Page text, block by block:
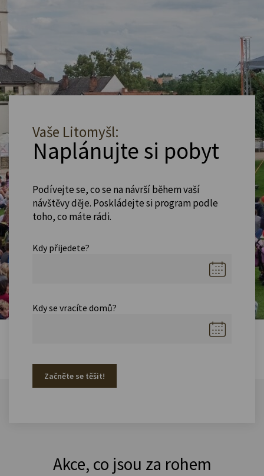
Vaše Litomyšl:
Naplánujte si pobyt
Podívejte se, co se na návrší během vaší
návštěvy děje. Poskládejte si program podle
toho, co máte rádi.
Kdy přijedete?
Kdy se vracíte domů?
Začněte se těšit!
Akce, co jsou za rohem